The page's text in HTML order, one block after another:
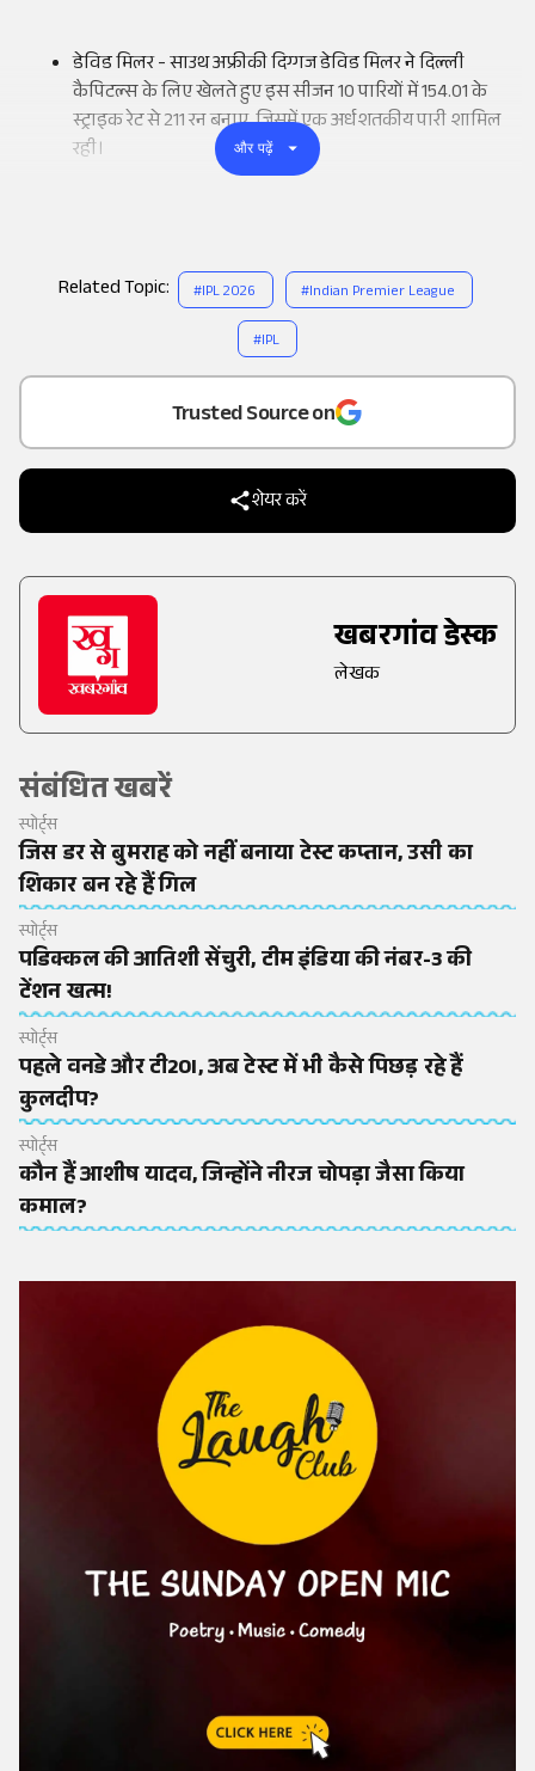
Add
as a
Trusted Source on
शेयर करें
खबरगांव डेस्क
लेखक
संबंधित खबरें
स्पोर्ट्स
जिस डर से बुमराह को नहीं बनाया टेस्ट कप्तान, उसी का
शिकार बन रहे हैं गिल
स्पोर्ट्स
पडिक्कल की आतिशी सेंचुरी, टीम इंडिया की नंबर-3 की
टेंशन खत्म!
स्पोर्ट्स
पहले वनडे और टी20I, अब टेस्ट में भी कैसे पिछड़ रहे हैं
कुलदीप?
स्पोर्ट्स
कौन हैं आशीष यादव, जिन्होंने नीरज चोपड़ा जैसा किया
कमाल?
डेविड मिलर - साउथ अफ्रीकी दिग्गज डेविड मिलर ने दिल्ली
कैपिटल्स के लिए खेलते हुए इस सीजन 10 पारियों में 154.01 के
स्ट्राइक रेट से 211 रन बनाए, जिसमें एक अर्धशतकीय पारी शामिल
रही।
और पढ़ें
Related Topic: #IPL 2026 #Indian Premier League
#IPL